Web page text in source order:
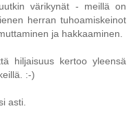
värikynät - meillä on
herran tuhoamiskeinot
ja hakkaaminen.
hiljaisuus kertoo yleensä
:-)
asti.